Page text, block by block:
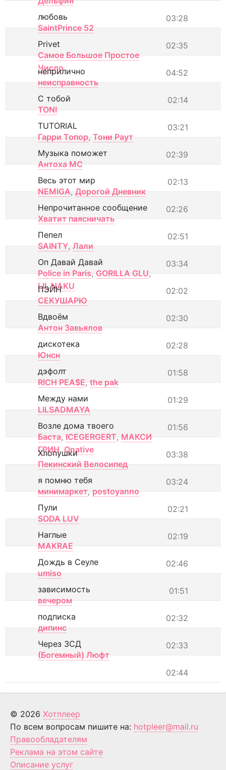
03:28
любовь
SaintPrince 52
02:35
Privet
Самое Большое Простое
Число
04:52
неприлично
неисправность
02:14
С тобой
TONI
03:21
TUTORIAL
Гарри Топор, Тони Раут
02:39
Музыка поможет
Антоха МС
02:13
Весь этот мир
NEMIGA, Дорогой Дневник
02:26
Непрочитанное сообщение
Хватит паясничать
02:51
Пепел
SAINTY, Лали
03:34
Оп Давай Давай
Police in Paris, GORILLA GLU,
LIL NAKU
02:02
ПЭЙН
СЕКУШАРЮ
02:30
Вдвоём
Антон Завьялов
02:28
дискотека
Юнсн
01:58
дэфолт
RICH PEA$E, the pak
01:29
Между нами
LILSADMAYA
01:56
Возле дома твоего
Баста, ICEGERGERT, МАКСИ
ГРИН, Onative 03:38
Хлопушки
Пекинский Велосипед
03:24
я помню тебя
минимаркет, postoyanno
02:21
Пули
SODA LUV
02:19
Наглые
MAKRAE
02:46
Дождь в Сеуле
umiso
01:51
зависимость
вечером
02:32
подписка
дипинс
02:33
Через ЗСД
(Богемный) Люфт
02:44
© 2026 Хотплеер
По всем вопросам пишите на: hotpleer@mail.ru
Правообладателям
Реклама на этом сайте
Описание услуг